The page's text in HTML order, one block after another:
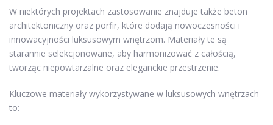
W niektórych projektach zastosowanie znajduje także beton
architektoniczny oraz porfir, które dodają nowoczesności i
innowacyjności luksusowym wnętrzom. Materiały te są
starannie selekcjonowane, aby harmonizować z całością,
tworząc niepowtarzalne oraz eleganckie przestrzenie.
Kluczowe materiały wykorzystywane w luksusowych wnętrzach
to: